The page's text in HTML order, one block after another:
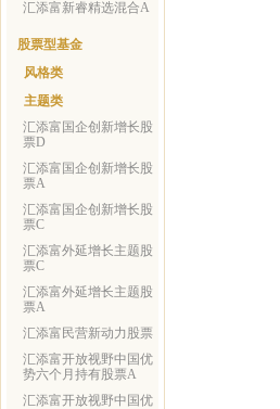
汇添富新睿精选混合A
股票型基金
风格类
主题类
汇添富国企创新增长股
票D
汇添富国企创新增长股
票A
汇添富国企创新增长股
票C
汇添富外延增长主题股
票C
汇添富外延增长主题股
票A
汇添富民营新动力股票
汇添富开放视野中国优
势六个月持有股票A
汇添富开放视野中国优